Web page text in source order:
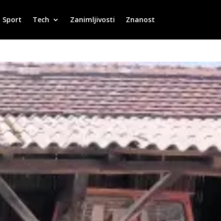
Sport Tech Zanimljivosti Znanost